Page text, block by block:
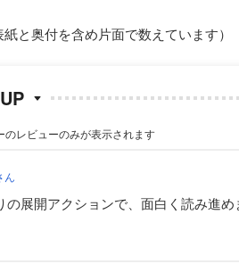
と奥付を含め片面で数えています）
レビューのみが表示されます
ん
展開アクションで、面白く読み進